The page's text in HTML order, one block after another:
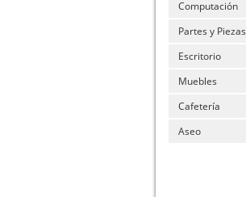
Computación
Partes y Piezas
Escritorio
Muebles
Cafetería
Aseo